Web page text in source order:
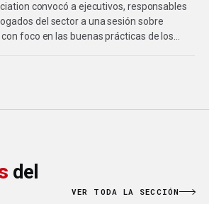
convocó a ejecutivos, responsables
del sector a una sesión sobre
foco en las buenas prácticas de los…
del
VER TODA LA SECCIÓN